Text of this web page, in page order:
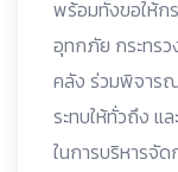
พร้อมทั้งขอให้ก
อุทกภัย กระทรว
คลัง ร่วมพิจาร
ระทบให้ทั่วถึง แ
ในการบริหารจั